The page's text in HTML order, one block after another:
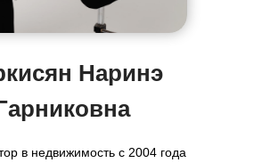
Наринэ
в недвижимость с 2004 года